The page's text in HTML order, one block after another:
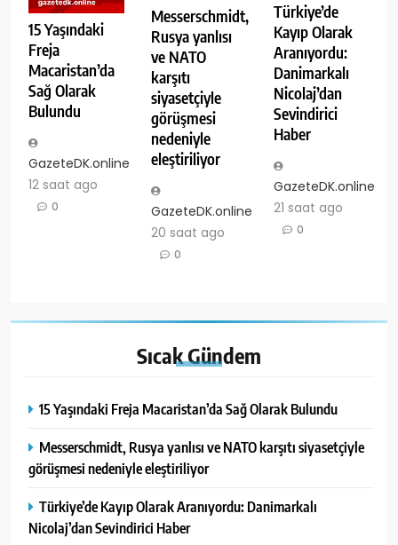
15 Yaşındaki
Freja
Macaristan’da
Sağ Olarak
Bulundu
GazeteDK.online
12 saat ago
0
Messerschmidt,
Rusya yanlısı
ve NATO
karşıtı
siyasetçiyle
görüşmesi
nedeniyle
eleştiriliyor
GazeteDK.online
20 saat ago
0
Türkiye’de
Kayıp Olarak
Aranıyordu:
Danimarkalı
Nicolaj’dan
Sevindirici
Haber
GazeteDK.online
21 saat ago
0
SıcakGündem
15 Yaşındaki Freja Macaristan’da Sağ Olarak Bulundu
Messerschmidt, Rusya yanlısı ve NATO karşıtı siyasetçiyle
görüşmesi nedeniyle eleştiriliyor
Türkiye’de Kayıp Olarak Aranıyordu: Danimarkalı
Nicolaj’dan Sevindirici Haber